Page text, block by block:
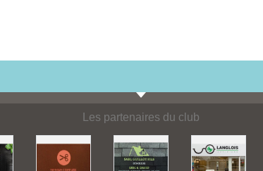
Les partenaires du club